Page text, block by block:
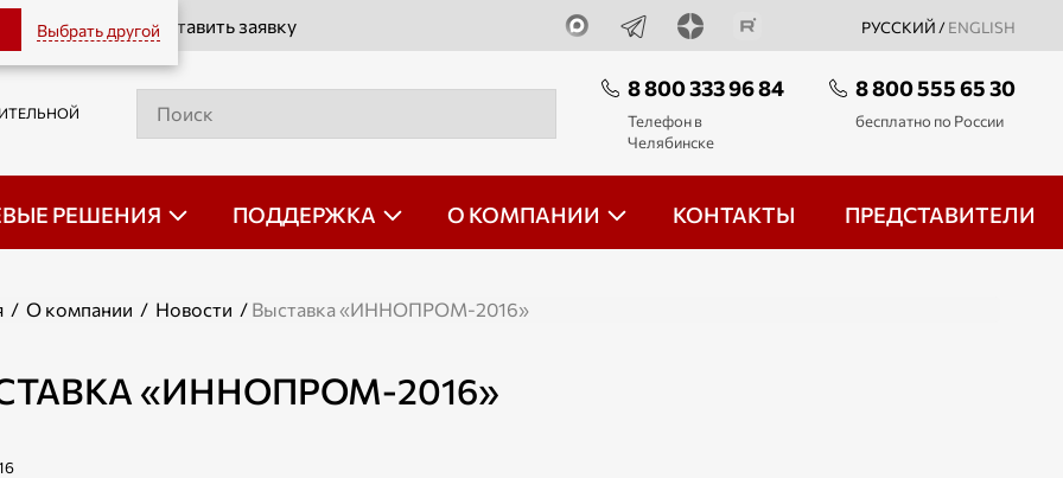
Выбрать другой РУССКИЙ / ENGLISH
Оставить заявку
8 800 333 96 84
Телефон в
Челябинске
8 800 555 65 30
бесплатно по России
РЕШЕНИЯ ПОДДЕРЖКА О КОМПАНИИ КОНТАКТЫ ПРЕДСТАВИТЕЛИ
/ О компании / Новости / Выставка «ИННОПРОМ-2016»
«ИННОПРОМ-2016»